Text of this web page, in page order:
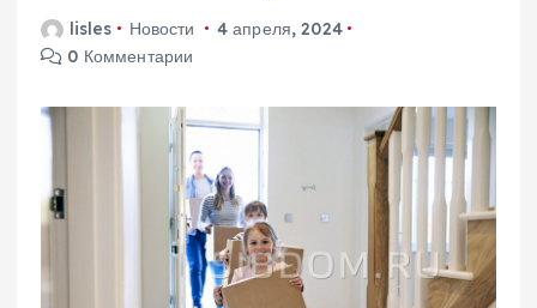
lisles Новости
4 апреля, 2024
0 Комментарии